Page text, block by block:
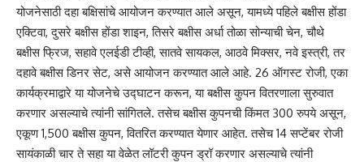
योजनेसाठी दहा बक्षिसांचे आयोजन करण्यात आले असून, यामध्ये पहिले बक्षीस होंडा
एक्टिवा, दुसरे बक्षीस होंडा शाइन, तिसरे बक्षीस अर्धा तोळा सोन्याची चेन, चौथे
बक्षीस फ्रिज, सहावे एलईडी टीव्ही, सातवे सायकल, आठवे मिक्सर, नवे इस्त्री, तर
दहावे बक्षीस डिनर सेट, असे आयोजन करण्यात आले आहे. 26 ऑगस्ट रोजी, एका
कार्यक्रमाद्वारे या योजनेचे उद्घाटन करून, या बक्षीस कुपन वितरणाला सुरुवात
करणार असल्याचे त्यांनी सांगितले. तसेच बक्षीस कुपनची किंमत 300 रुपये असून,
एकूण 1,500 बक्षीस कुपन, वितरित करण्यात येणार आहेत. तसेच 14 सप्टेंबर रोजी
सायंकाळी चार ते सहा या वेळेत लॉटरी कुपन ड्रॉ करणार असल्याचे त्यांनी